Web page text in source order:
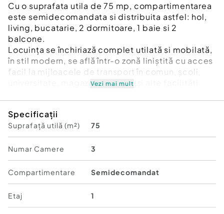
Cu o suprafata utila de 75 mp, compartimentarea
este semidecomandata si distribuita astfel: hol,
living, bucatarie, 2 dormitoare, 1 baie si 2
balcone.
Locuința se închiriază complet utilată si mobilată,
în stil modern, se află într-o zonă liniștită cu acces
facil la mijloacele de transport în comun, școli,
universitate, magazine, parcuri și alte facilități
Pentru mai multe detalii nu ezitati sa ne
contactati!
Cod ofertă / ID BLITZ: P173372
Id intern: P173372
Confort:1
Tip imobil:
Bloc de apartamente
Număr Băi:
Vezi mai mult
Specificații
Suprafață utilă (m²) 75
Numar Camere 3
Compartimentare Semidecomandat
Etaj 1